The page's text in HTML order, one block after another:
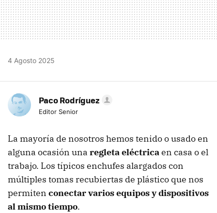
4 Agosto 2025
Paco Rodríguez
Editor Senior
La mayoría de nosotros hemos tenido o usado en
alguna ocasión una regleta eléctricaen casa o el
trabajo. Los típicos enchufes alargados con
múltiples tomas recubiertas de plástico que nos
permiten conectar varios equipos y dispositivos
al mismo tiempo.